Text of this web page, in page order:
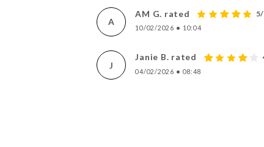
A
AM G. rated
10/02/2026 • 10:04
J
Janie B. rated
04/02/2026 • 08:48